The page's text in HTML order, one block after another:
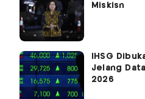
Miskisn
IHSG
Jelang
2026